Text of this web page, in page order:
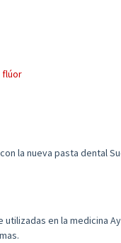
flúor
la nueva pasta dental
utilizadas en la medicina